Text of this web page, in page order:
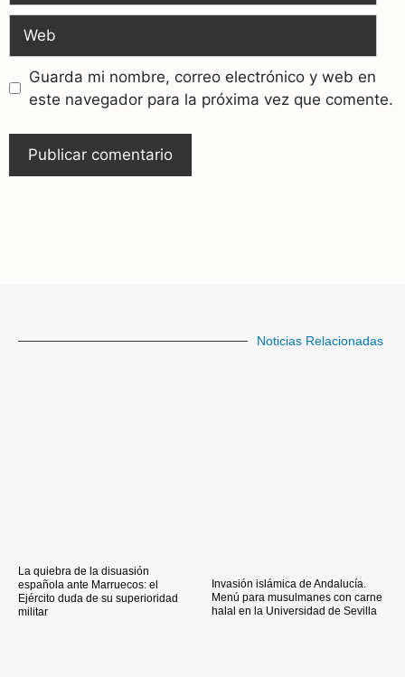
Guarda mi nombre, correo electrónico y web en
este navegador para la próxima vez que comente.
Noticias Relacionadas
La quiebra de la disuasión
española ante Marruecos: el
Ejército duda de su superioridad
militar
Invasión islámica de Andalucía.
Menú para musulmanes con carne
halal en la Universidad de Sevilla